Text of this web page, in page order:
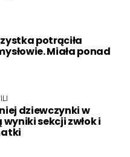
potrąciła
Miała ponad
dziewczynki w
wyniki sekcji zwłok i